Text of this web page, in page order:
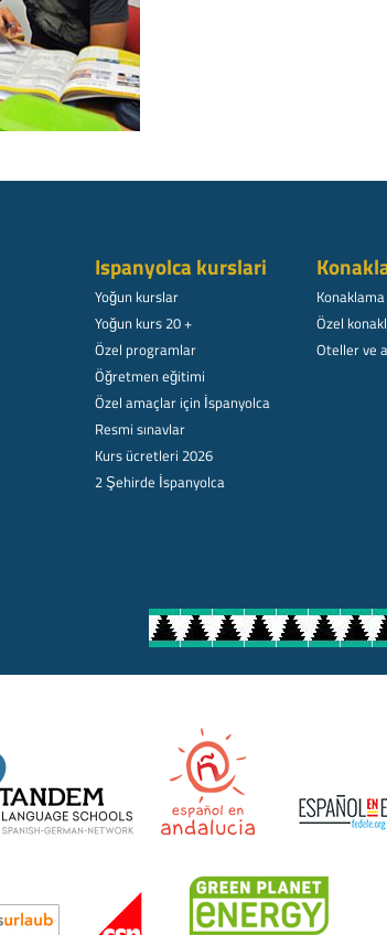
Ispanyolca kurslari
Yoğun kurslar
Yoğun kurs 20 +
Özel programlar
Öğretmen eğitimi
Özel amaçlar için İspanyolca
Resmi sınavlar
Kurs ücretleri 2026
2 Şehirde İspanyolca
Özel
Oteller ve